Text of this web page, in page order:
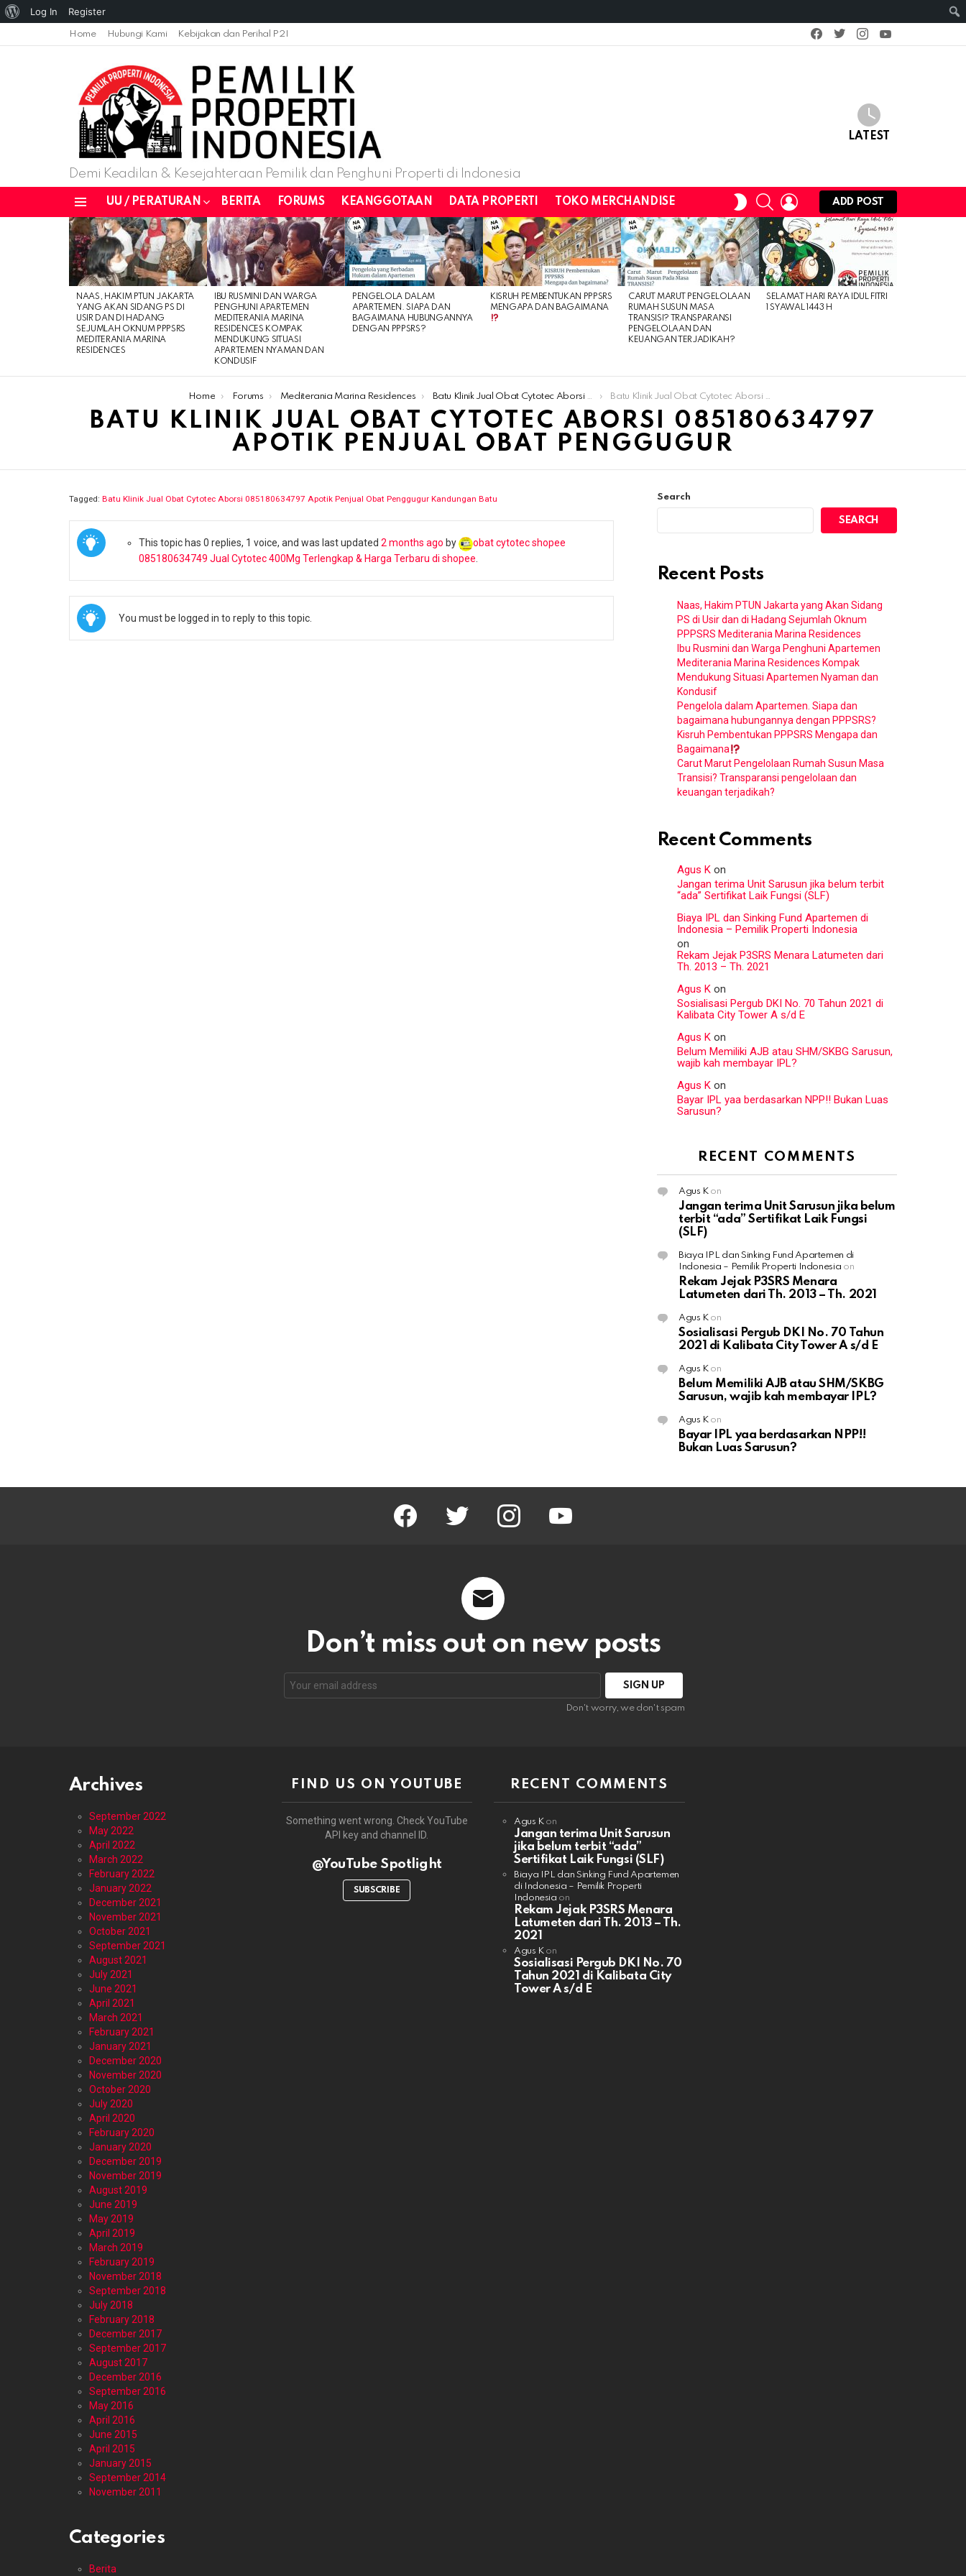
Home Hubungi Kami Kebijakan dan Perihal P2I
facebooktwitterinstagram
Demi Keadilan & Kesejahteraan Pemilik dan Penghuni Properti di Indonesia
LATEST
UU / PERATURAN BERITA FORUMS KEANGGOTAAN DATA PROPERTI TOKO MERCHANDISE
SWITCH
SKIN
SEARCHLOGIN
ADD POST
LATEST
STORIES
NAAS, HAKIM PTUN JAKARTA
YANG AKAN SIDANG PS DI
USIR DAN DI HADANG
SEJUMLAH OKNUM PPPSRS
MEDITERANIA MARINA
RESIDENCES
IBU RUSMINI DAN WARGA
PENGHUNI APARTEMEN
MEDITERANIA MARINA
RESIDENCES KOMPAK
MENDUKUNG SITUASI
APARTEMEN NYAMAN DAN
KONDUSIF
PENGELOLA DALAM
APARTEMEN. SIAPA DAN
BAGAIMANA HUBUNGANNYA
DENGAN PPPSRS?
KISRUH PEMBENTUKAN PPPSRS
MENGAPA DAN BAGAIMANA
CARUT MARUT PENGELOLAAN
RUMAH SUSUN MASA
TRANSISI? TRANSPARANSI
PENGELOLAAN DAN
KEUANGAN TERJADIKAH?
SELAMAT HARI RAYA IDUL FITRI
1 SYAWAL 1443 H
Home Forums Mediterania Marina Residences Batu Klinik Jual Obat Cytotec Aborsi 085180634797 Apotik Penjual Obat Penggugur Kandungan Batu Batu Klinik Jual Obat Cytotec Aborsi 085180634797 Apotik Penjual Obat Penggugur
BATU KLINIK JUAL OBAT CYTOTEC ABORSI 085180634797
APOTIK PENJUAL OBAT PENGGUGUR
Tagged: Batu Klinik Jual Obat Cytotec Aborsi 085180634797 Apotik Penjual Obat Penggugur Kandungan Batu
This topic has 0 replies, 1 voice, and was last updated 2 months ago by
obat cytotec shopee
085180634749 Jual Cytotec 400Mg Terlengkap & Harga Terbaru di shopee
You must be logged in to reply to this topic.
Search
SEARCH
Recent Posts
Naas, Hakim PTUN Jakarta yang Akan Sidang
PS di Usir dan di Hadang Sejumlah Oknum
PPPSRS Mediterania Marina Residences
Ibu Rusmini dan Warga Penghuni Apartemen
Mediterania Marina Residences Kompak
Mendukung Situasi Apartemen Nyaman dan
Kondusif
Pengelola dalam Apartemen. Siapa dan
bagaimana hubungannya dengan PPPSRS?
Kisruh Pembentukan PPPSRS Mengapa dan
Bagaimana
Carut Marut Pengelolaan Rumah Susun Masa
Transisi? Transparansi pengelolaan dan
keuangan terjadikah?
Recent Comments
Agus K on
Jangan terima Unit Sarusun jika belum terbit
“ada” Sertifikat Laik Fungsi (SLF)
Biaya IPL dan Sinking Fund Apartemen di
Indonesia – Pemilik Properti Indonesia
on
Rekam Jejak P3SRS Menara Latumeten dari
Th. 2013 – Th. 2021
Agus K on
Sosialisasi Pergub DKI No. 70 Tahun 2021 di
Kalibata City Tower A s/d E
Agus K on
Belum Memiliki AJB atau SHM/SKBG Sarusun,
wajib kah membayar IPL?
Agus K on
Bayar IPL yaa berdasarkan NPP!! Bukan Luas
Sarusun?
RECENT COMMENTS
Agus Kon
Jangan terima Unit Sarusun jika belum
terbit “ada” Sertifikat Laik Fungsi
(SLF)
Biaya IPL dan Sinking Fund Apartemen di
Indonesia – Pemilik Properti Indonesia on
Rekam Jejak P3SRS Menara
Latumeten dari Th. 2013 – Th. 2021
Agus Kon
Sosialisasi Pergub DKI No. 70 Tahun
2021 di Kalibata City Tower A s/d E
Agus Kon
Belum Memiliki AJB atau SHM/SKBG
Sarusun, wajib kah membayar IPL?
Agus Kon
Bayar IPL yaa berdasarkan NPP!!
Bukan Luas Sarusun?
facebook twitter instagram youtube
Don’t miss out on new posts
address:
Don't worry, we don't spam
Archives
September 2022
May 2022
April 2022
March 2022
February 2022
January 2022
December 2021
November 2021
October 2021
September 2021
August 2021
July 2021
June 2021
April 2021
March 2021
February 2021
January 2021
December 2020
November 2020
October 2020
July 2020
April 2020
February 2020
January 2020
December 2019
November 2019
August 2019
June 2019
May 2019
April 2019
March 2019
February 2019
November 2018
September 2018
July 2018
February 2018
December 2017
September 2017
August 2017
December 2016
September 2016
May 2016
April 2016
June 2015
April 2015
January 2015
September 2014
November 2011
Categories
Berita
FIND US ON YOUTUBE
Something went wrong. Check YouTube
API key and channel ID.
@YouTube Spotlight
SUBSCRIBE
RECENT COMMENTS
Agus Kon
Jangan terima Unit Sarusun
jika belum terbit “ada”
Sertifikat Laik Fungsi (SLF)
Biaya IPL dan Sinking Fund Apartemen
di Indonesia – Pemilik Properti
Indonesia on
Rekam Jejak P3SRS Menara
Latumeten dari Th. 2013 – Th.
2021
Agus Kon
Sosialisasi Pergub DKI No. 70
Tahun 2021 di Kalibata City
Tower A s/d E
About
Log In Register